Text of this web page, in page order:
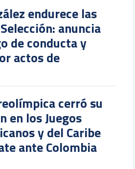
endurece las
anuncia
de conducta y
actos de
cerró su
en los Juegos
y del Caribe
ante Colombia